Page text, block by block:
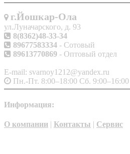
г.Йошкар-Ола
ул.Луначарского, д. 93
8(8362)48-33-34
89677583334 - Сотовый
89613770869 - Оптовый отдел
E-mail: svarnoy1212@yandex.ru
Пн.-Пт. 8:00–18:00 Сб. 9:00–16:00
Информация:
О компании | Контакты | Сервис